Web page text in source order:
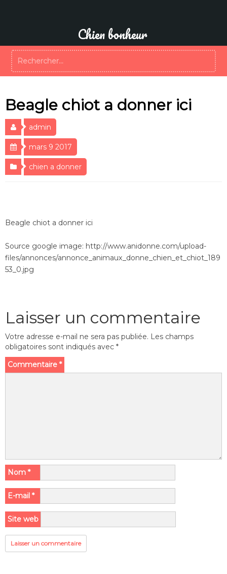
Chien bonheur
Beagle chiot a donner ici
admin
mars 9 2017
chien a donner
Beagle chiot a donner ici
Source google image: http://www.anidonne.com/upload-
files/annonces/annonce_animaux_donne_chien_et_chiot_189
53_0.jpg
Laisser un commentaire
Votre adresse e-mail ne sera pas publiée. Les champs
obligatoires sont indiqués avec *
Commentaire *
Nom *
E-mail *
Site web
Rechercher :